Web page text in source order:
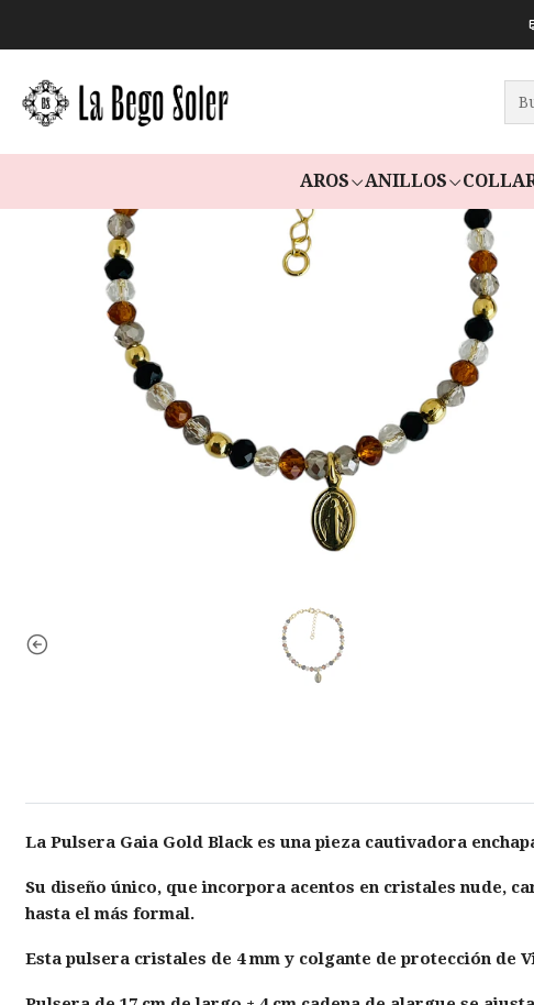
AROS ANILLOS
La Pulsera Gaia Gold Black es una pieza cautivadora
Su diseño único, que incorpora acentos en cristales nude,
hasta el más formal.
Esta pulsera cristales de 4 mm y colgante de protección de